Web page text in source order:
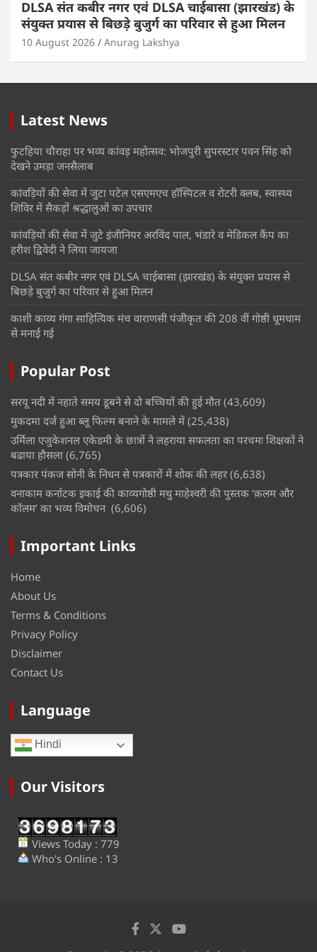
DLSA संत कबीर नगर एवं DLSA चाईबासा (झारखंड) के
संयुक्त प्रयास से बिछड़े बुजुर्ग का परिवार से हुआ मिलन
10 August 2026 Anurag Lakshya
Latest News
फुटहिया चौराहा पर भव्य कांवड़ महोत्सव: भोजपुरी सुपरस्टार पवन सिंह को
देखने उमड़ा जनसैलाब
कांवड़ियों की सेवा में जुटा पटेल एसएमएच हॉस्पिटल व रोटरी क्लब, स्वास्थ्य
शिविर में सैकड़ों श्रद्धालुओं का उपचार
कांवड़ियों की सेवा में जुटे इंजीनियर अरविंद पाल, भंडारे व मेडिकल कैंप का
हरीश द्विवेदी ने लिया जायजा
DLSA संत कबीर नगर एवं DLSA चाईबासा (झारखंड) के संयुक्त प्रयास से
बिछड़े बुजुर्ग का परिवार से हुआ मिलन
काशी काव्य गंगा साहित्यिक मंच वाराणसी पंजीकृत की 208 वीं गोष्ठी धूमधाम
से मनाई गई
Popular Post
सरयू नदी में नहाते समय डूबने से दो बच्चियों की हुई मौत (43,609)
मुकदमा दर्ज हुआ ब्लू फिल्म बनाने के मामले में (25,438)
उर्मिला एजुकेशनल एकेडमी के छात्रों ने लहराया सफलता का परचमः शिक्षकों ने
बढाया हौसला (6,765)
पत्रकार पंकज सोनी के निधन से पत्रकारों में शोक की लहर (6,638)
वनाकाम कर्नाटक इकाई की काव्यगोष्ठी मधु माहेश्वरी की पुस्तक ‘क़लम और
कॉलम’ का भव्य विमोचन (6,606)
Important Links
Home
About Us
Terms & Conditions
Privacy Policy
Disclaimer
Contact Us
Language
Hindi
Our Visitors
Views Today : 779
Who's Online : 13